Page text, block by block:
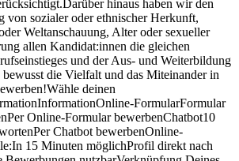
hinaus haben wir den
von sozialer oder ethnischer Herkunft,
Weltanschauung, Alter oder sexueller
allen Kandidat:innen die gleichen
und der Aus- und Weiterbildung
die Vielfalt und das Miteinander in
deinen
FormularFormular
Online-Formular bewerbenChatbot10
Chatbot bewerbenOnline-
15 Minuten möglichProfil direkt nach